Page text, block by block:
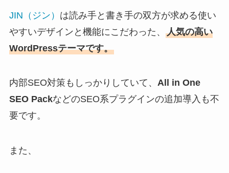
JIN（ジン） は読み手と書き手の双方が求める使い
やすいデザインと機能にこだわった、 人気の高い
WordPressテーマです。
内部SEO対策もしっかりしていて、 All in One
SEO PackなどのSEO系プラグインの追加導入も不
要です。
また、